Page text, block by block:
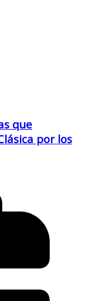
que
por los